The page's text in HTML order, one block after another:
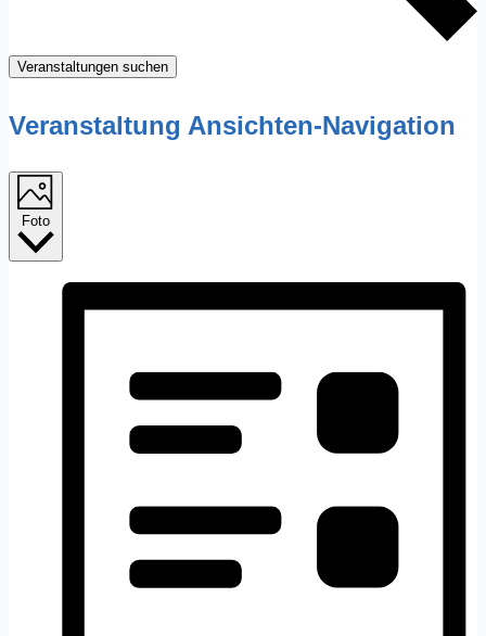
Veranstaltungen suchen
Veranstaltung Ansichten-Navigation
Foto